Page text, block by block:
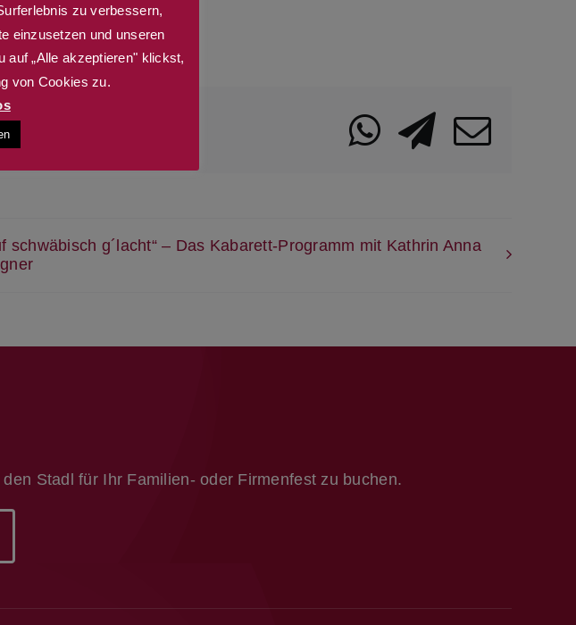
WhatsApp
schwäbisch g´lacht“ – Das Kabarett-Programm mit Kathrin Anna
Stadl für Ihr Familien- oder Firmenfest zu buchen.
zu verbessern,
einzusetzen und unseren
auf „Alle akzeptieren" klickst,
von Cookies zu.